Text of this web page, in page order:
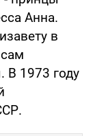
Анна.
в
В 1973 году